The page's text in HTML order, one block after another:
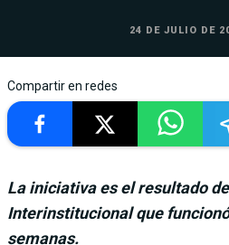
24 DE JULIO DE
Compartir en redes
La iniciativa es el resultado
Interinstitucional que
semanas.